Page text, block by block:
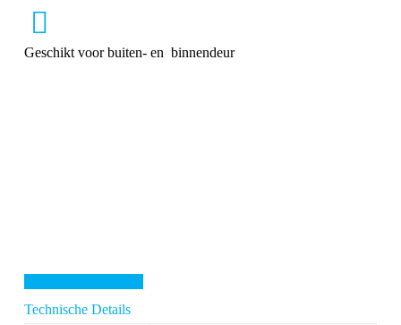
Geschikt voor buiten- en binnendeur
Technische Details